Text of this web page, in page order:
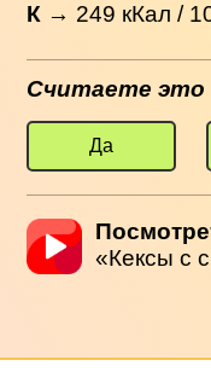
К → 249 кКал /
Считаете
Да
«Кексы с